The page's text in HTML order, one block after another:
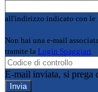
all'indirizzo indicato con le
Non hai una e-mail
tramite la Login Spaggiari
E-mail inviata, si prega